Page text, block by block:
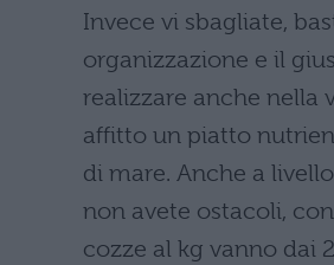
Invece vi sbagliate,
organizzazione e il
realizzare anche nella
affitto un piatto
di mare. Anche a
non avete ostacoli,
cozze al kg vanno dai